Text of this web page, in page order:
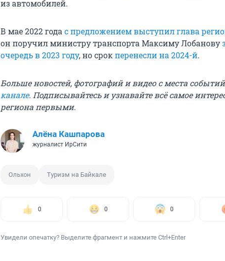
из автомобилей.
В мае 2022 года с предложением выступил глава
он поручил министру транспорта Максиму Лобанову
очередь в 2023 году, но срокперенесли на 2024-й.
Больше новостей, фотографий и видео с места
канале. Подписывайтесь и узнавайте всё самое
региона первыми.
Алёна Кашпарова
журналист ИрСити
Ольхон Туризм на Байкале
0 0 0
Увидели опечатку? Выделите фрагмент и нажмите Ctrl+Enter